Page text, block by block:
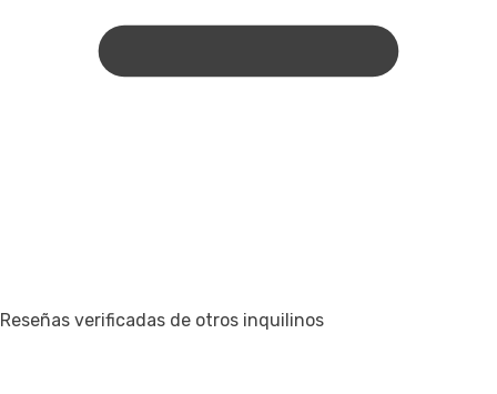
Reseñas verificadas de otros inquilinos